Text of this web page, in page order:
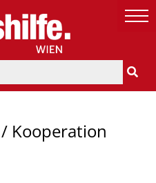
Kooperation